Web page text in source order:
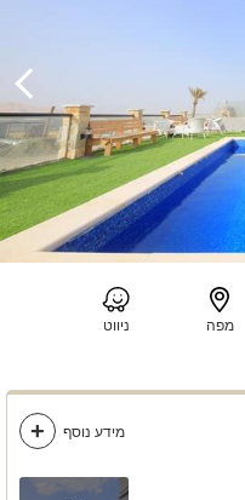
מפה ניווט
מידע נוסף